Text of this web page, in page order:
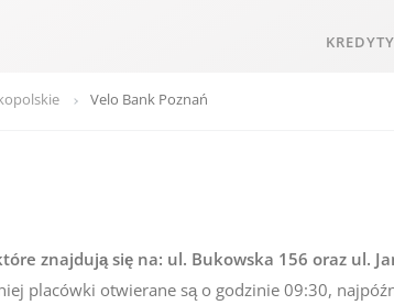
KREDYTY
Velo Bank Poznań
znajdują się na: ul. Bukowska 156 oraz ul.
placówki otwierane są o godzinie 09:30,